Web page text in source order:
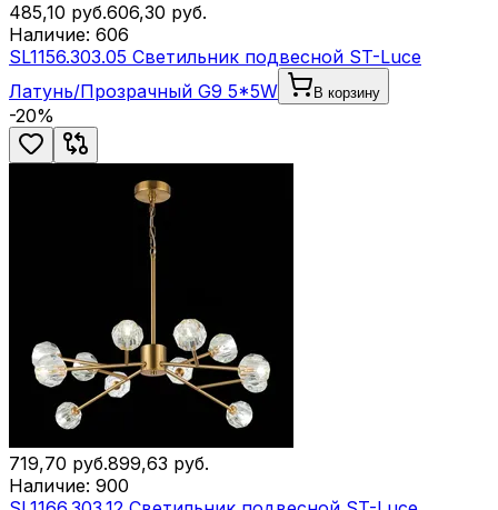
485,10 руб.606,30 руб.
Наличие: 606
SL1156.303.05 Светильник подвесной ST-Luce
Латунь/Прозрачный G9 5*5W
В корзину
-20%
719,70 руб.899,63 руб.
Наличие: 900